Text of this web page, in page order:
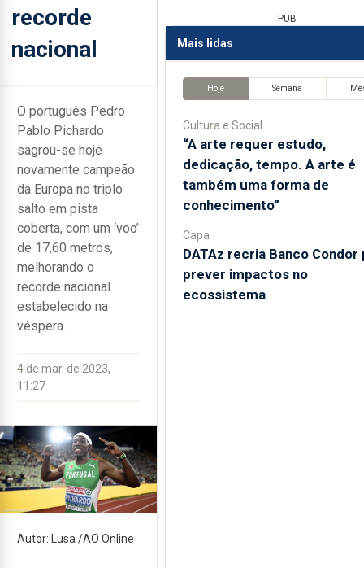
recorde
nacional
O português Pedro
Pablo Pichardo
sagrou-se hoje
novamente campeão
da Europa no triplo
salto em pista
coberta, com um ‘voo’
de 17,60 metros,
melhorando o
recorde nacional
estabelecido na
véspera.
4 de mar. de 2023,
11:27
Autor: Lusa /AO Online
PUB
Mais lidas
Hoje Semana
Cultura e Social
“A arte requer estudo,
dedicação, tempo. A arte é
também uma forma de
conhecimento”
Capa
DATAz recria Banco Condor
prever impactos no
ecossistema